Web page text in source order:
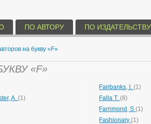
ПО АВТОРУ ПО ИЗДАТЕЛЬСТВУ
на букву «F»
«F»
Fairbanks, I.(1)
A.(1) Falla T.(8)
Farrimond, S(1)
Fashionary(1)